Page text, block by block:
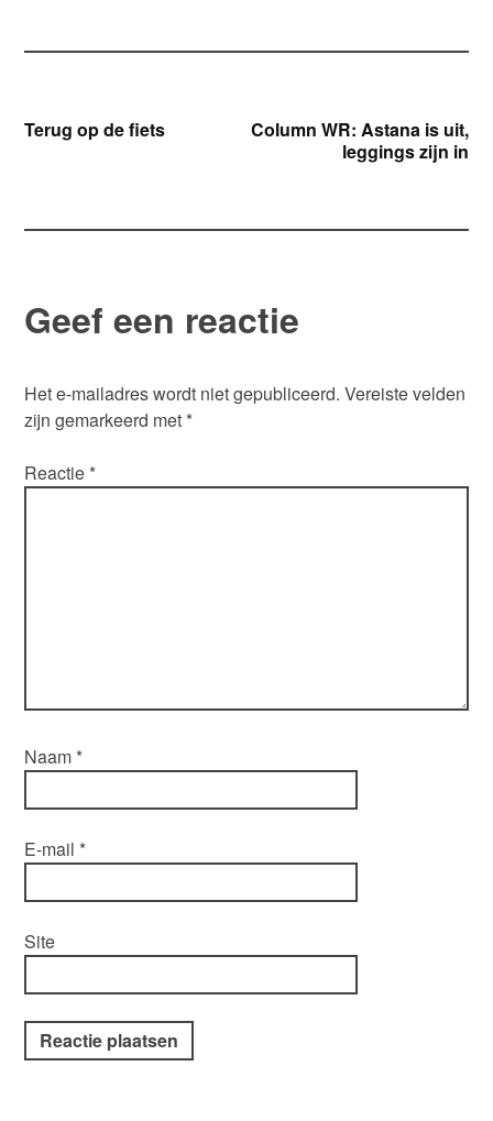
Bericht
Terug op de fiets
Column WR: Astana is uit,
leggings zijn in
Geef een reactie
Het e-mailadres wordt niet gepubliceerd. Vereiste velden
zijn gemarkeerd met *
Reactie *
Naam *
E-mail *
Site